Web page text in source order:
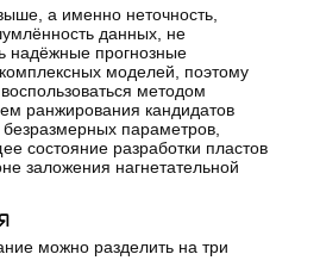
а именно неточность,
данных, не
надёжные прогнозные
моделей, поэтому
методом
ранжирования кандидатов
параметров,
состояние разработки пластов
заложения нагнетательной
можно разделить на три